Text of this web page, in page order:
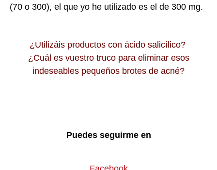
(70 o 300), el que yo he utilizado es el de 300 mg.
¿Utilizáis productos con ácido salicílico?
¿Cuál es vuestro truco para eliminar esos
indeseables pequeños brotes de acné?
Puedes seguirme en